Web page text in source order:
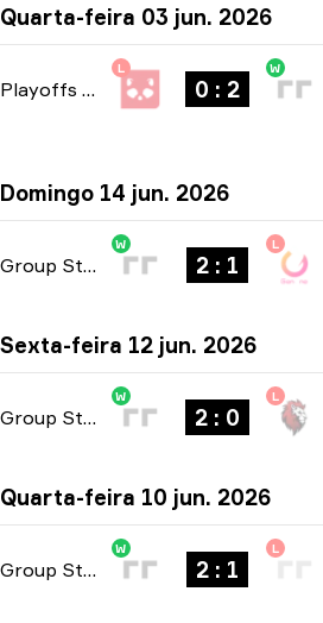
Quarta-feira 03 jun. 2026
Playoffs bo3
L
0 : 2
W
Domingo 14 jun. 2026
Group Stage -bo3
W
2 : 1
L
Sexta-feira 12 jun. 2026
Group Stage -bo3
W
2 : 0
L
Quarta-feira 10 jun. 2026
Group Stage -bo3
W
2 : 1
L